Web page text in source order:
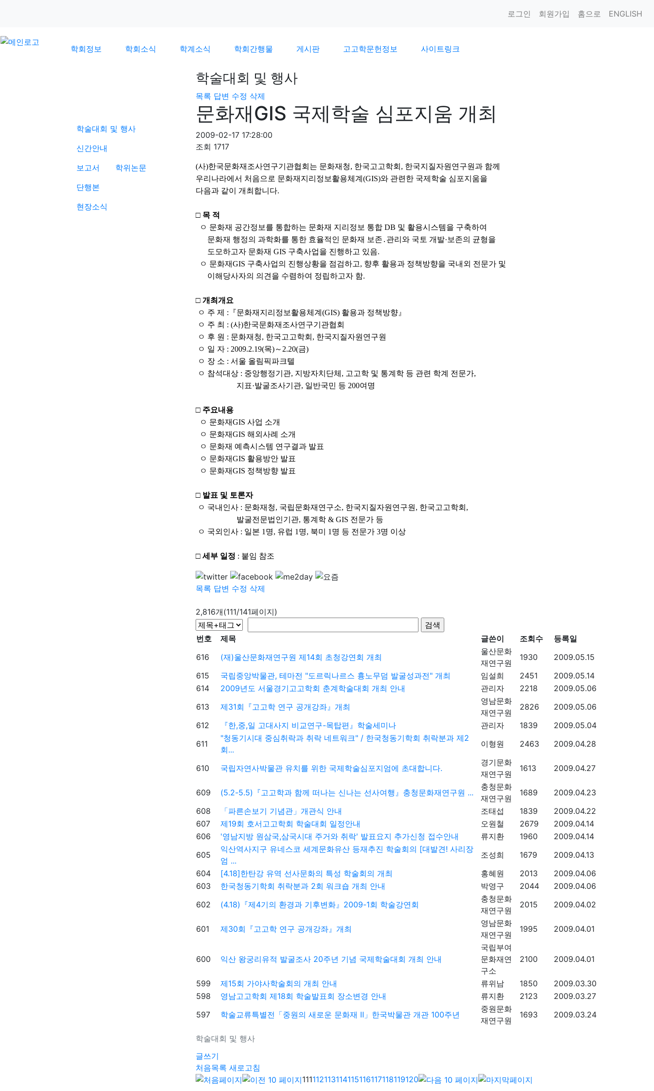
로그인 회원가입 홈으로 ENGLISH
학회정보 학회소식 학계소식 학회간행물 게시판 고고학문헌정보 사이트링크
학술대회 및 행사
신간안내
보고서
학위논문
단행본
현장소식
학술대회 및 행사
목록 답변 수정 삭제
문화재GIS 국제학술 심포지움 개최
2009-02-17 17:28:00
조회 1717
(사)한국문화재조사연구기관협회는 문화재청, 한국고고학회, 한국지질자원연구원과 함께
우리나라에서 처음으로 문화재지리정보활용체계(GIS)와 관련한 국제학술 심포지움을
다음과 같이 개최합니다.
□ 목 적
ㅇ 문화재 공간정보를 통합하는 문화재 지리정보 통합 DB 및 활용시스템을 구축하여
문화재 행정의 과학화를 통한 효율적인 문화재 보존․관리와 국토 개발·보존의 균형을
도모하고자 문화재 GIS 구축사업을 진행하고 있음.
ㅇ 문화재GIS 구축사업의 진행상황을 점검하고, 향후 활용과 정책방향을 국내외 전문가 및
이해당사자의 의견을 수렴하여 정립하고자 함.
□ 개최개요
ㅇ 주 제 :『문화재지리정보활용체계(GIS) 활용과 정책방향 』
ㅇ 주 최 : (사)한국문화재조사연구기관협회
ㅇ 후 원 : 문화재청, 한국고고학회, 한국지질자원연구원
ㅇ 일 자 : 2009.2.19(목)～2.20(금)
ㅇ 장 소 : 서울 올림픽파크텔
ㅇ 참석대상 : 중앙행정기관, 지방자치단체, 고고학 및 통계학 등 관련 학계 전문가,
지표·발굴조사기관, 일반국민 등 200여명
□ 주요내용
ㅇ 문화재GIS 사업 소개
ㅇ 문화재GIS 해외사례 소개
ㅇ 문화재 예측시스템 연구결과 발표
ㅇ 문화재GIS 활용방안 발표
ㅇ 문화재GIS 정책방향 발표
□ 발표 및 토론자
ㅇ 국내인사 : 문화재청, 국립문화재연구소, 한국지질자원연구원, 한국고고학회,
발굴전문법인기관, 통계학 & GIS 전문가 등
ㅇ 국외인사 : 일본 1명, 유럽 1명, 북미 1명 등 전문가 3명 이상
□ 세부 일정 : 붙임 참조
목록 답변 수정 삭제
2,816개(111/141페이지)
학술대회 및 행사
번호 제목 글쓴이 조회수
등록일
616
(재)울산문화재연구원 제14회 초청강연회 개최
울산문화
재연구원
1930
2009.05.15
615
국립중앙박물관, 테마전 "도르릭나르스 흉노무덤 발굴성과전" 개최 임설희 2451
2009.05.14
614
2009년도 서울경기고고학회 춘계학술대회 개최 안내 관리자 2218
2009.05.06
613
제31회『고고학 연구 공개강좌』개최
영남문화
재연구원
2826
2009.05.06
612
『한,중,일 고대사지 비교연구-목탑편』학술세미나 관리자 1839
2009.05.04
611
"청동기시대 중심취락과 취락 네트워크" / 한국청동기학회 취락분과 제2
회...
이형원 2463 2009.04.28
610 국립자연사박물관 유치를 위한 국제학술심포지엄에 초대합니다.
경기문화
재연구원
1613 2009.04.27
609 (5.2-5.5)『고고학과 함께 떠나는 신나는 선사여행』충청문화재연구원 ...
충청문화
재연구원
1689
2009.04.23
608
「파른손보기 기념관」개관식 안내 조태섭 1839
2009.04.22
607
제19회 호서고고학회 학술대회 일정안내 오원철 2679
2009.04.14
606
'영남지방 원삼국,삼국시대 주거와 취락' 발표요지 추가신청 접수안내 류지환 1960
2009.04.14
605
익산역사지구 유네스코 세계문화유산 등재추진 학술회의 [대발견! 사리장
엄 ...
조성희 1679
2009.04.13
604
[4.18]한탄강 유역 선사문화의 특성 학술회의 개최 홍혜원 2013
2009.04.06
603
한국청동기학회 취락분과 2회 워크숍 개최 안내 박영구 2044
2009.04.06
602
(4.18)『제4기의 환경과 기후변화』2009-1회 학술강연회
충청문화
재연구원
2015 2009.04.02
601 제30회『고고학 연구 공개강좌』개최
영남문화
재연구원
1995 2009.04.01
600 익산 왕궁리유적 발굴조사 20주년 기념 국제학술대회 개최 안내
국립부여
문화재연
구소
2100 2009.04.01
599 제15회 가야사학술회의 개최 안내 류위남 1850
2009.03.30
598
영남고고학회 제18회 학술발표회 장소변경 안내 류지환 2123
2009.03.27
597
학술교류특별전「중원의 새로운 문화재 Ⅱ」한국박물관 개관 100주년
중원문화
재연구원
1693 2009.03.24
글쓰기
처음목록 새로고침
111112113114115116117118119120